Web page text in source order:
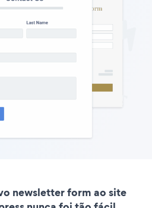
newsletter form ao site